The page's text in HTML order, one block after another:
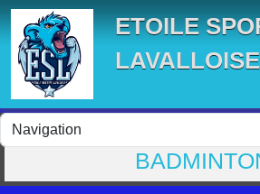
ETOILE
LAVALLOISE
Panneau de gestion des cookies